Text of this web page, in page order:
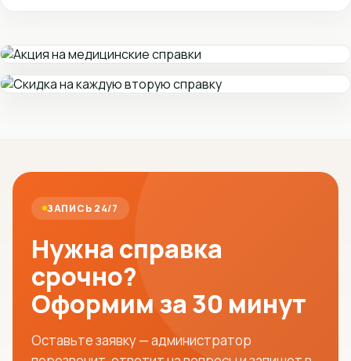
ЗАПИСЬ 24/7
Нужна справка
срочно?
Оформим за 30 минут
Оставьте заявку — администратор